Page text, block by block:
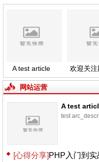
A test article
at 2026-
04-07 14:15:31
欢迎关注
公众号，
网站运营
A test
test
[心得分享]PHP入门到